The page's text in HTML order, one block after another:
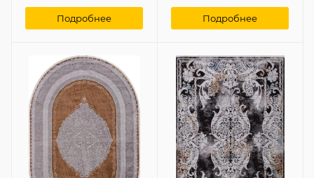
Подробнее Подробнее